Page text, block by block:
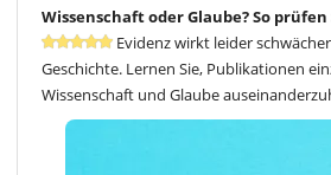
Wissenschaft oder Glaube? So
Evidenz wirkt leider
Geschichte. Lernen Sie, Publikationen
Wissenschaft und Glaube